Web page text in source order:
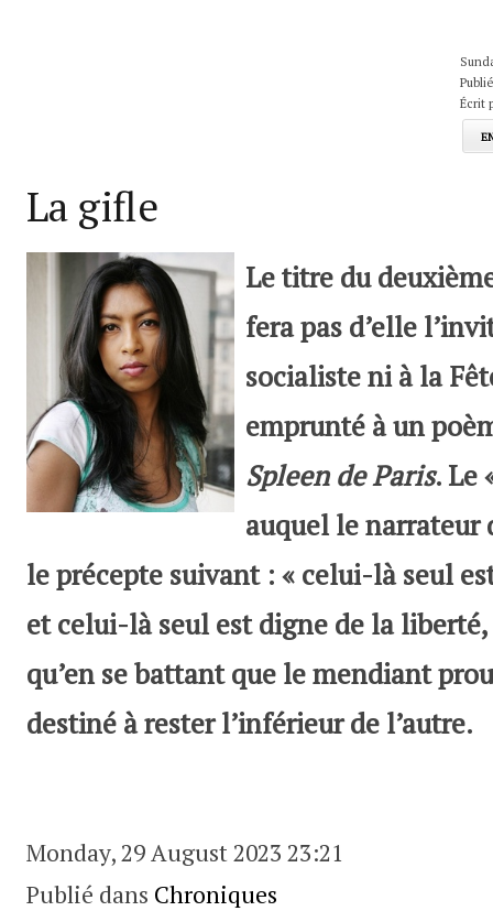
Écrit
La gifle
Le titre du
fera pas d’elle
socialiste ni à la
emprunté à un
Spleen de Paris. Le
auquel le narrateur
le précepte suivant : « celui-là seul
et celui-là seul est digne de la liberté,
qu’en se battant que le mendiant
destiné à rester l’inférieur de l’autre.
Monday, 29 August 2023 23:21
Publié dans Chroniques